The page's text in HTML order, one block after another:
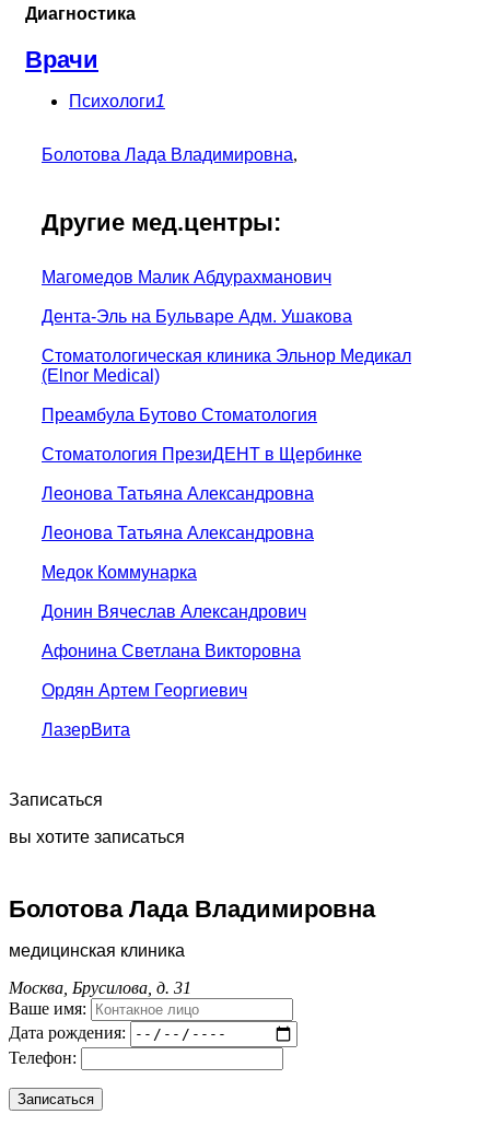
Диагностика
Врачи
Психологи1
Болотова Лада Владимировна,
Другие мед.центры:
Магомедов Малик Абдурахманович
Дента-Эль на Бульваре Адм. Ушакова
Стоматологическая клиника Эльнор Медикал
(Elnor Medical)
Преамбула Бутово Стоматология
Стоматология ПрезиДЕНТ в Щербинке
Леонова Татьяна Александровна
Леонова Татьяна Александровна
Медок Коммунарка
Донин Вячеслав Александрович
Афонина Светлана Викторовна
Ордян Артем Георгиевич
ЛазерВита
Записаться
вы хотите записаться
Болотова Лада Владимировна
медицинская клиника
Москва, Брусилова, д. 31
Ваше имя:
Дата рождения:
Телефон: